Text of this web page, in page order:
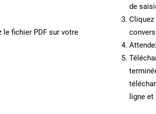
fichier PDF sur votre
de
Cliquez
ligne